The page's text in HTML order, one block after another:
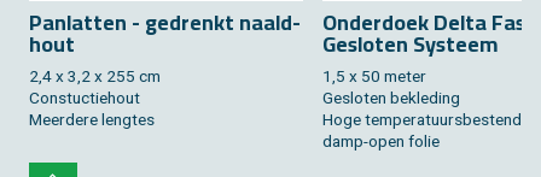
Pan­lat­ten - ge­drenkt naald­
hout
2,4 x 3,2 x 255 cm
Constuc­tie­hout
Meer­de­re leng­tes
On­der­doek Delta
Ge­slo­ten Sys­teem
1,5 x 50 meter
Ge­slo­ten be­kle­ding
Hoge
damp-open folie